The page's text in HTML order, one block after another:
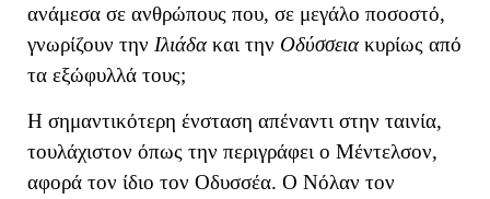
ανάμεσα σε ανθρώπους που, σε μεγάλο ποσοστό,
γνωρίζουν την Ιλιάδακαι την Οδύσσειακυρίως από
τα εξώφυλλά τους;
Η σημαντικότερη ένσταση απέναντι στην ταινία,
τουλάχιστον όπως την περιγράφει ο Μέντελσον,
αφορά τον ίδιο τον Οδυσσέα. Ο Νόλαν τον